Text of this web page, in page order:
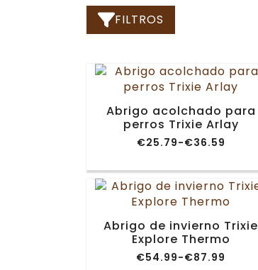
FILTROS
Abrigo acolchado para
perros Trixie Arlay
€25.79-€36.59
Rango
precios:
desde
€25.79
hasta
Abrigo de invierno Trixie
Explore Thermo
€54.99-€87.99
Rango